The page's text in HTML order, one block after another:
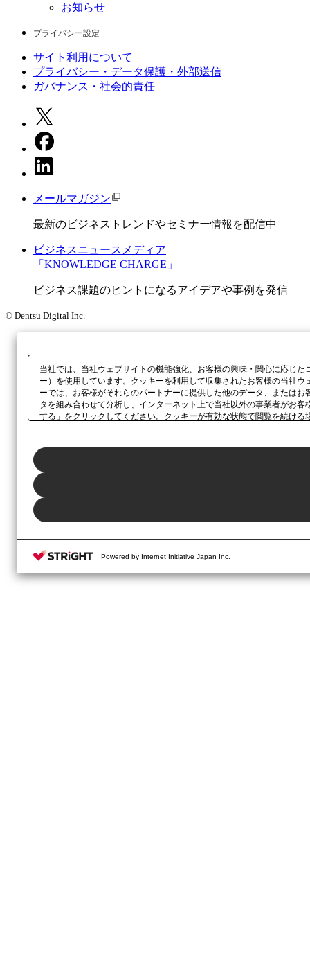
お知らせ
プライバシー設定
サイト利用について
プライバシー・データ保護・外部送信
ガバナンス・社会的責任
メールマガジン
最新のビジネストレンドやセミナー情報を配信中
ビジネスニュースメディア
「KNOWLEDGE CHARGE」
ビジネス課題のヒントになるアイデアや事例を発信
© Dentsu Digital Inc.
当社では、当社ウェブサイトの機能強化、お客様の興味・関心に応じ
ー）を使用しています。クッキーを利用して収集されたお客様の当社
ーでは、お客様がそれらのパートナーに提供した他のデータ、または
タを組み合わせて分析し、インターネット上で当社以外の事業者がお
する」をクリックしてください。クッキーが有効な状態で閲覧を続け
Powered by Internet Initiative Japan Inc.